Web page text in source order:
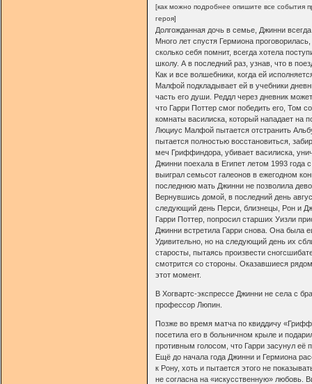
[как можно подробнее опишите все события
героя]
Долгожданная дочь в семье, Джинни
Много лет спустя Гермиона
сколько себя помнит, всегда хотела
школу. А в последний раз, узнав, что в
Как и все волшебники, когда ей
Малфой подкладывает ей в учебники
часть его души. Реддл через дневник
что Гарри Поттер смог победить его, Том
комнаты василиска, который нападает на
Люциус Малфой пытается отстранить
пытается полностью восстановиться,
меч Гриффиндора, убивает василиска,
Джинни поехала в Египет летом 1993 года
выиграл семьсот галеонов в ежегодном
последнюю мать Джинни не позволила
Вернувшись домой, в последний день
следующий день Перси, близнецы, Рон и
Гарри Поттер, попросил старших Уизли
Джинни встретила Гарри снова. Она была
Удивительно, но на следующий день их
старосты, пытаясь произвести
смотрится со стороны. Оказавшиеся
этот момент.
В Хогвартс-экспрессе Джинни не села с
профессор Люпин.
Позже во время матча по квиддичу
посетила его в больничном крыле и
противным голосом, что Гарри засунул её
Ещё до начала года Джинни и Гермиона
к Рону, хоть и пытается этого не
не согласна на «искусственную» любовь.